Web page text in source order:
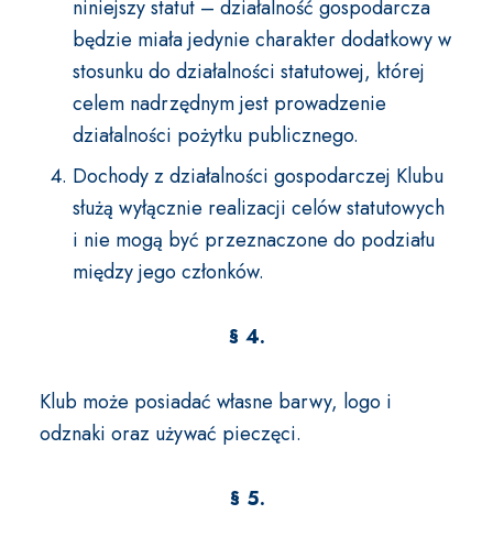
niniejszy statut – działalność gospodarcza
będzie miała jedynie charakter dodatkowy w
stosunku do działalności statutowej, której
celem nadrzędnym jest prowadzenie
działalności pożytku publicznego.
Dochody z działalności gospodarczej Klubu
służą wyłącznie realizacji celów statutowych
i nie mogą być przeznaczone do podziału
między jego członków.
§ 4.
Klub może posiadać własne barwy, logo i
odznaki oraz używać pieczęci.
§ 5.